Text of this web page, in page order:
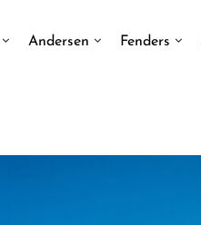
Andersen Fenders